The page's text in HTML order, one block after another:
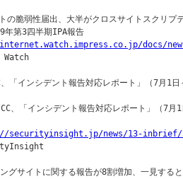
の脆弱性届出、大半がクロスサイトスクリプ
年第3四半期IPA報告
docs/
Watch
「インシデント報告対応レポート」（7月1日
、「インシデント報告対応レポート」（7月
securityinsight.jp/news/13-inbrief/
グサイトに関する報告が8割増加、一見する